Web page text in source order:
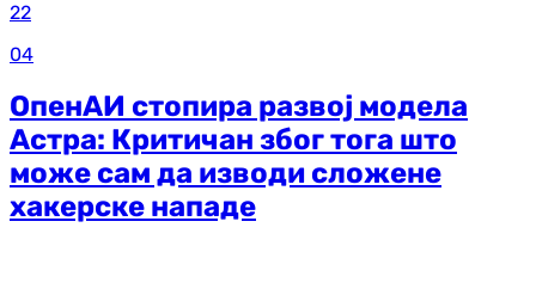
22
04
ОпенАИ стопира развој модела
Астра: Критичан због тога што
може сам да изводи сложене
хакерске нападе